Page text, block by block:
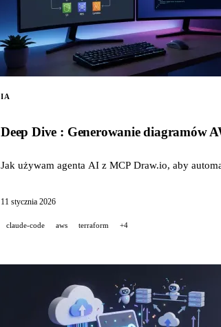
IA
Deep Dive : Generowanie diagramów
Jak używam agenta AI z MCP Draw.io, aby
11 stycznia 2026
claude-code aws terraform +4